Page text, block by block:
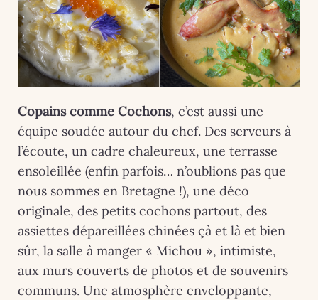
Copains comme Cochons, c’est aussi une
équipe soudée autour du chef. Des serveurs à
l’écoute, un cadre chaleureux, une terrasse
ensoleillée (enfin parfois… n’oublions pas que
nous sommes en Bretagne !), une déco
originale, des petits cochons partout, des
assiettes dépareillées chinées çà et là et bien
sûr, la salle à manger « Michou », intimiste,
aux murs couverts de photos et de souvenirs
communs. Une atmosphère enveloppante,